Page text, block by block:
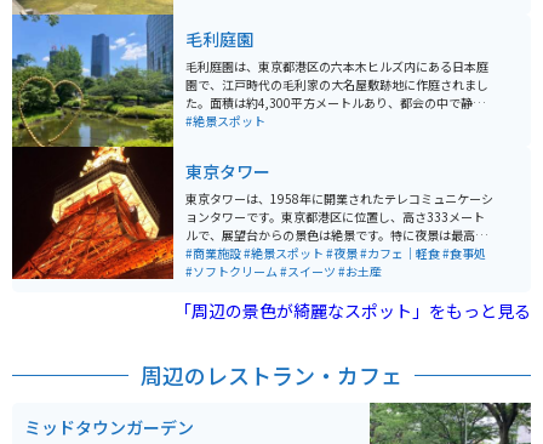
には、江戸時代の石垣の一部が残っており、歴史的な雰
囲気を感じることができます。
毛利庭園
毛利庭園は、東京都港区の六本木ヒルズ内にある日本庭
園で、江戸時代の毛利家の大名屋敷跡地に作庭されまし
た。面積は約4,300平方メートルあり、都会の中で静か
に自然を楽しめるスポットとして人気です。庭園内に
には桜、秋には紅葉が見事で、特に桜の季節には多くの
観光客が訪れます。夜にはライトアップされ、幻想的な
雰囲気が漂います。 また、毛利庭園は周囲の商業施設と
融合しており、庭園散策の後には六本木ヒルズ内のショ
ッピングやレストランを楽しむこともできます。庭園は
入場無料で、休憩スポットとしても利用しやすいのが魅
と便利な立地にあります。
#絶景スポット
東京タワー
東京タワーは、1958年に開業されたテレコミュニケーシ
ョンタワーです。東京都港区に位置し、高さ333メート
ルで、展望台からの景色は絶景です。特に夜景は最高で
す。近くにはカフェや軽食のできる場所もあり、一日中
楽しめます。
#商業施設#絶景スポット #夜景#カフェ｜軽食#食事処
#ソフトクリーム#スイーツ #お土産
「周辺の景色が綺麗なスポット」をもっと見る
周辺のレストラン・カフェ
ミッドタウンガーデン